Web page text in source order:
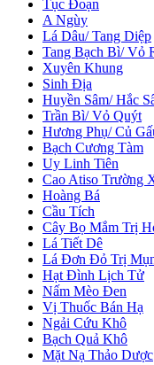
Tục Đoạn
A Ngùy
Lá Dâu/ Tang Diệp
Tang Bạch Bì/ Vỏ
Xuyên Khung
Sinh Địa
Huyền Sâm/ Hắc
Trần Bì/ Vỏ Quýt
Hương Phụ/ Củ
Bạch Cương Tàm
Uy Linh Tiên
Cao Atiso Trường
Hoàng Bá
Cầu Tích
Cây Bọ Mắm Trị
Lá Tiết Dê
Lá Đơn Đỏ Trị
Hạt Đình Lịch Tử
Nấm Mèo Đen
Vị Thuốc Bán Hạ
Ngải Cứu Khô
Bạch Quả Khô
Mặt Nạ Thảo